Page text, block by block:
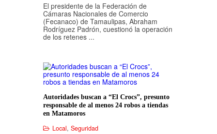
El presidente de la Federación de
Cámaras Nacionales de Comercio
(Fecanaco) de Tamaulipas, Abraham
Rodríguez Padrón, cuestionó la operación
de los retenes ...
Autoridades buscan a “El Crocs”, presunto
responsable de al menos 24 robos a tiendas
en Matamoros
Local, Seguridad